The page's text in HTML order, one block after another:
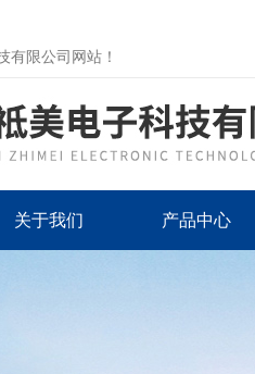
有限公司网站！
关于我们 产品中心